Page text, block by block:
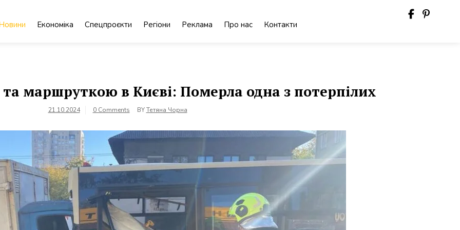
Економіка Спецпроєкти Регіони Реклама Про нас Контакти
маршруткою в Києві: Померла одна з потерпілих
21.10.2024 0 Comments BYТетяна Чорна